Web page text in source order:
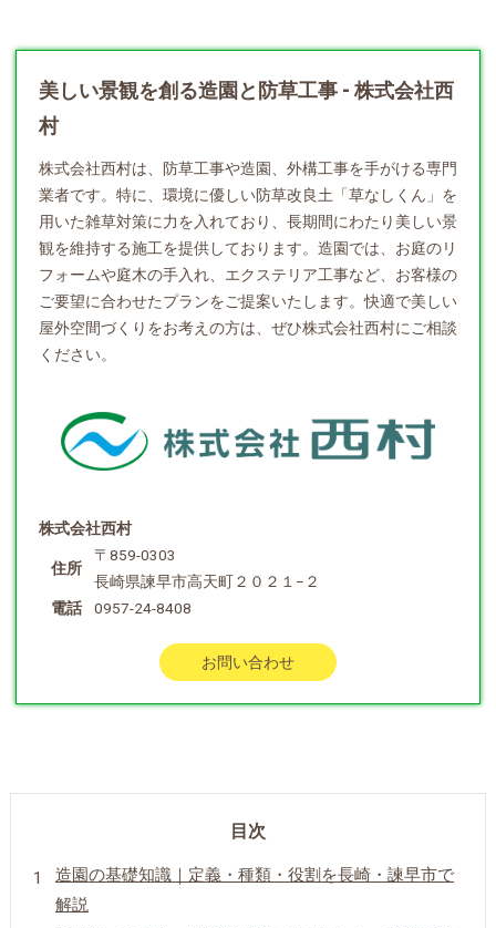
美しい景観を創る造園と防草工事 - 株式会社西
村
株式会社西村は、防草工事や造園
、外構工事を手がける専門
業者です。特に、環境に優しい防草改良土「草なしくん」を
用いた雑草対策に力を入れており、長期間にわたり美しい景
観を維持する施工を提供しております。造園では、お庭のリ
フォームや庭木の手入れ、エクステリア工事など、お客様の
ご要望に合わせたプランをご提案いたします。快適で美しい
屋外空間づくりをお考えの方は、ぜひ株式会社西村にご相談
ください。
株式会社西村
住所
〒859-0303
長崎県諫早市高天町２０２１−２
電話
0957-24-8408
お問い合わせ
目次
造園の基礎知識｜定義・種類・役割を長崎・諫早市で
解説